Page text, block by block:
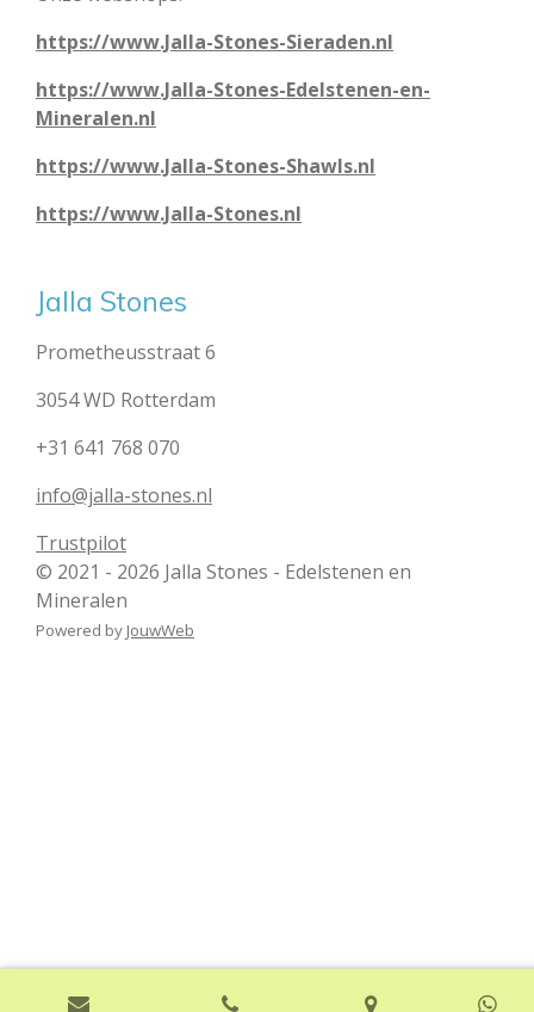
https://www.Jalla-Stones-Sieraden.nl
https://www.Jalla-Stones-Edelstenen-en-
Mineralen.nl
https://www.Jalla-Stones-Shawls.nl
https://www.Jalla-Stones.nl
Jalla Stones
Prometheusstraat 6
3054 WD Rotterdam
+31 641 768 070
info@jalla-stones.nl
Trustpilot
© 2021 - 2026 Jalla Stones - Edelstenen en
Mineralen
Powered by JouwWeb